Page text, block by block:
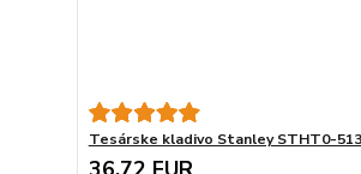
Tesárske kladivo Stanley STHT0-